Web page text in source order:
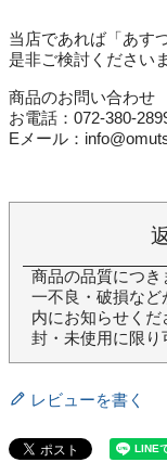
当店であれば「あす
是非ご検討ください
商品のお問い合わせ
お電話：072-380-
Eメール：
商品の品質につ
一不良・破損など
内にお知らせく
封・未使用に限り
レビューを書く